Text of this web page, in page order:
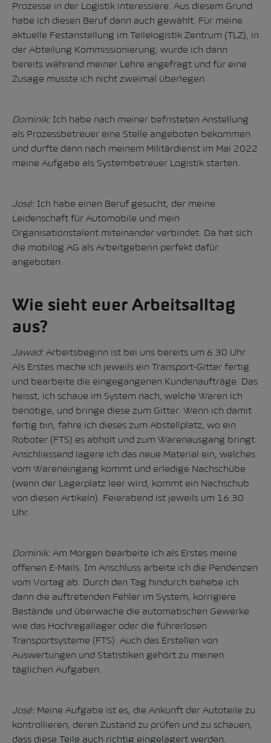
Prozesse in der Logistik interessiere. Aus diesem Grund
habe ich diesen Beruf dann auch gewählt. Für meine
aktuelle Festanstellung im Teilelogistik Zentrum (TLZ), in
der Abteilung Kommissionierung, wurde ich dann
bereits während meiner Lehre angefragt und für eine
Zusage musste ich nicht zweimal überlegen.
Dominik: Ich habe nach meiner befristeten Anstellung
als Prozessbetreuer eine Stelle angeboten bekommen
und durfte dann nach meinem Militärdienst im Mai 2022
meine Aufgabe als Systembetreuer Logistik starten.
José: Ich habe einen Beruf gesucht, der meine
Leidenschaft für Automobile und mein
Organisationstalent miteinander verbindet. Da hat sich
die mobilog AG als Arbeitgeberin perfekt dafür
angeboten.
Wie sieht euer Arbeitsalltag
aus?
Jawad: Arbeitsbeginn ist bei uns bereits um 6.30 Uhr.
Als Erstes mache ich jeweils ein Transport-Gitter fertig
und bearbeite die eingegangenen Kundenaufträge. Das
heisst, ich schaue im System nach, welche Waren ich
benötige, und bringe diese zum Gitter. Wenn ich damit
fertig bin, fahre ich dieses zum Abstellplatz, wo ein
Roboter (FTS) es abholt und zum Warenausgang bringt.
Anschliessend lagere ich das neue Material ein, welches
vom Wareneingang kommt und erledige Nachschübe
(wenn der Lagerplatz leer wird, kommt ein Nachschub
von diesen Artikeln). Feierabend ist jeweils um 16.30
Uhr.
Dominik: Am Morgen bearbeite ich als Erstes meine
offenen E-Mails. Im Anschluss arbeite ich die Pendenzen
vom Vortag ab. Durch den Tag hindurch behebe ich
dann die auftretenden Fehler im System, korrigiere
Bestände und überwache die automatischen Gewerke
wie das Hochregallager oder die führerlosen
Transportsysteme (FTS). Auch das Erstellen von
Auswertungen und Statistiken gehört zu meinen
täglichen Aufgaben.
José: Meine Aufgabe ist es, die Ankunft der Autoteile zu
kontrollieren, deren Zustand zu prüfen und zu schauen,
dass diese Teile auch richtig eingelagert werden.